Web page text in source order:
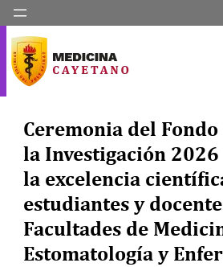
Ceremonia del Fondo
la Investigación
la excelencia
estudiantes y
Facultades de
Estomatología y